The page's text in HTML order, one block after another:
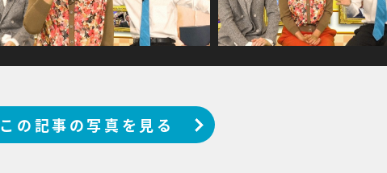
この記事の写真を見る